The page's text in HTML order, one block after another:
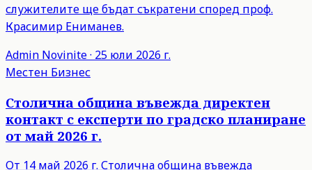
служителите ще бъдат съкратени според проф.
Красимир Ениманев.
Admin Novinite· 25 юли 2026 г.
Местен Бизнес
Столична община въвежда директен
контакт с експерти по градско планиране
от май 2026 г.
От 14 май 2026 г. Столична община въвежда